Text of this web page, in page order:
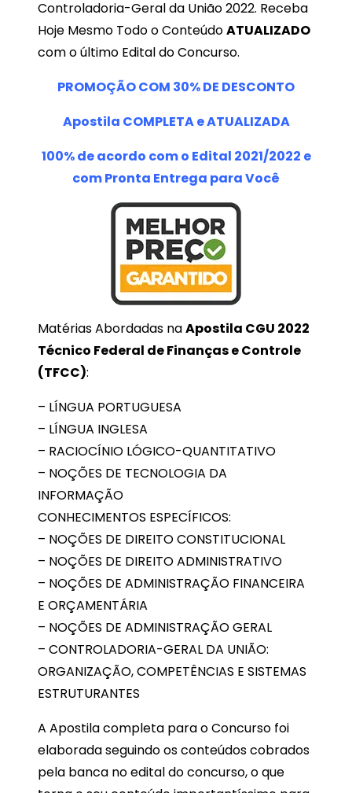
Controladoria-Geral da União 2022. Receba
Hoje Mesmo Todo o ConteúdoATUALIZADO
com o último Edital do Concurso.
PROMOÇÃO COM 30%DE DESCONTO
Apostila COMPLETA e ATUALIZADA
100% de acordo com o Edital 2021/2022 e
com Pronta Entrega para Você
Matérias Abordadas naApostila CGU 2022
Técnico Federal de Finanças e Controle
(TFCC):
– LÍNGUA PORTUGUESA
– LÍNGUA INGLESA
– RACIOCÍNIO LÓGICO-QUANTITATIVO
– NOÇÕES DE TECNOLOGIA DA
INFORMAÇÃO
CONHECIMENTOS ESPECÍFICOS:
– NOÇÕES DE DIREITO CONSTITUCIONAL
– NOÇÕES DE DIREITO ADMINISTRATIVO
– NOÇÕES DE ADMINISTRAÇÃO FINANCEIRA
E ORÇAMENTÁRIA
– NOÇÕES DE ADMINISTRAÇÃO GERAL
– CONTROLADORIA-GERAL DA UNIÃO:
ORGANIZAÇÃO, COMPETÊNCIAS E SISTEMAS
ESTRUTURANTES
A Apostila completa para o Concurso foi
elaborada seguindo os conteúdos cobrados
pela banca no edital do concurso, o que